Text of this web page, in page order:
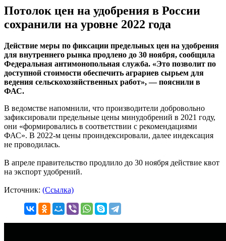
Потолок цен на удобрения в России
сохранили на уровне 2022 года
Действие меры по фиксации предельных цен на удобрения
для внутреннего рынка продлено до 30 ноября, сообщила
Федеральная антимонопольная служба. «Это позволит по
доступной стоимости обеспечить аграриев сырьем для
ведения сельскохозяйственных работ», — пояснили в
ФАС.
В ведомстве напомнили, что производители добровольно
зафиксировали предельные цены минудобрений в 2021 году,
они «формировались в соответствии с рекомендациями
ФАС». В 2022-м цены проиндексировали, далее индексация
не проводилась.
В апреле правительство продлило до 30 ноября действие квот
на экспорт удобрений.
Источник: (Ссылка)